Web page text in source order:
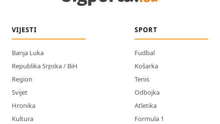
VIJESTI
Banja Luka
Republika Srpska / BiH
Region
Svijet
Hronika
Kultura
SPORT
Fudbal
Košarka
Tenis
Odbojka
Atletika
Formula 1